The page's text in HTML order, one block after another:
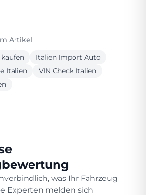
Artikel
Italien Import Auto
Italien
VIN Check Italien
was Ihr Fahrzeug
Experten melden sich